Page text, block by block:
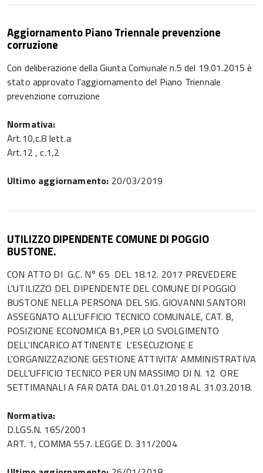
Aggiornamento Piano Triennale prevenzione
corruzione
Con deliberazione della Giunta Comunale n.5 del 19.01.2015 è
stato approvato l'aggiornamento del Piano Triennale
prevenzione corruzione
Normativa:
Art.10,c.8 lett.a
Art.12 , c.1,2
Ultimo aggiornamento: 20/03/2019
UTILIZZO DIPENDENTE COMUNE DI POGGIO
BUSTONE.
CON ATTO DI G.C. N° 65 DEL 18.12. 2017 PREVEDERE
L'UTILIZZO DEL DIPENDENTE DEL COMUNE DI POGGIO
BUSTONE NELLA PERSONA DEL SIG. GIOVANNI SANTORI
ASSEGNATO ALL'UFFICIO TECNICO COMUNALE, CAT. B,
POSIZIONE ECONOMICA B1,PER LO SVOLGIMENTO
DELL'INCARICO ATTINENTE L'ESECUZIONE E
L'ORGANIZZAZIONE GESTIONE ATTIVITA' AMMINISTRATIVA
DELL'UFFICIO TECNICO PER UN MASSIMO DI N. 12 ORE
SETTIMANALI A FAR DATA DAL 01.01.2018 AL 31.03.2018.
Normativa:
D.LGS.N. 165/2001
ART. 1, COMMA 557. LEGGE D. 311/2004